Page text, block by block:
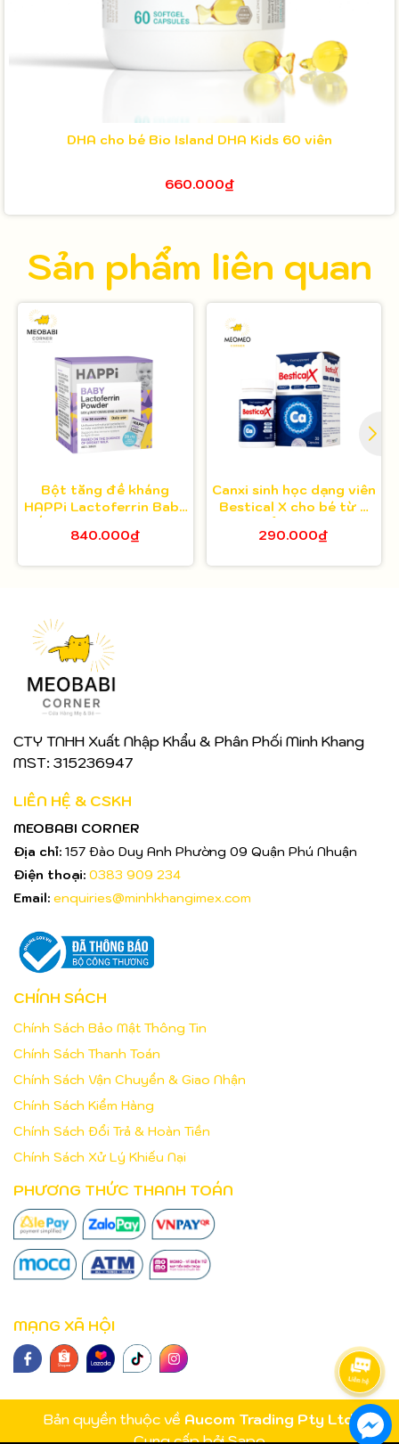
DHA cho bé Bio Island DHA Kids 60 viên
660.000₫
Sản phẩm liên quan
Bột tăng đề kháng
HAPPi Lactoferrin Baby
tuổi
840.000₫
Canxi sinh học dạng viên
Bestical X cho bé từ 8
290.000₫
CTY TNHH Xuất Nhập Khẩu & Phân Phối Minh Khang
MST: 315236947
LIÊN HỆ & CSKH
MEOBABI CORNER
Địa chỉ: 157 Đào Duy Anh Phường 09 Quận Phú Nhuận
Điện thoại: 0383 909 234
Email: enquiries@minhkhangimex.com
CHÍNH SÁCH
Chính Sách Bảo Mật Thông Tin
Chính Sách Thanh Toán
Chính Sách Vận Chuyển & Giao Nhận
Chính Sách Kiểm Hàng
Chính Sách Đổi Trả & Hoàn Tiền
Chính Sách Xử Lý Khiếu Nại
PHƯƠNG THỨC THANH TOÁN
MẠNG XÃ HỘI
Bản quyền thuộc về Aucom Trading Pty Ltd.
Cung cấp bởiSapo